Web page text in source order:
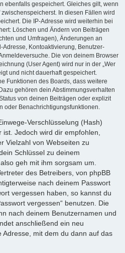
ebenfalls gespeichert. Gleiches gilt, wenn
In diesen Fällen wird
Die IP-Adresse wird weiterhin bei
Löschen und Ändern von Beiträgen
und Umfragen), Änderungen an
Kontoaktivierung, Benutzer-
Die von deinem Browser
(User Agent) wird nur in der „Wer
und nicht dauerhaft gespeichert.
Funktionen des Boards, dass weitere
gehören dein Abstimmungsverhalten
von deinen Beiträgen oder explizit
oder Benachrichtigungsfunktionen.
Verschlüsselung (Hash)
Jedoch wird dir empfohlen,
Vielzahl von Webseiten zu
Schlüssel zu deinem
geh mit ihm sorgsam um.
des Betreibers, von phpBB
nach deinem Passwort
vergessen haben, so kannst du
vergessen“ benutzen. Die
nach deinem Benutzernamen und
anschließend ein neu
mit dem du dann auf das